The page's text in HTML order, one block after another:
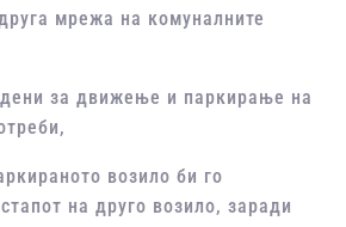
мрежа на комуналните
за движење и паркирање на
возило би го
на друго возило, заради